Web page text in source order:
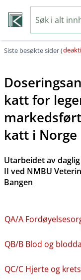
Siste besøkte sider (
katt for
katt i Norge
Utarbeidet av
II ved NMBU
Bangen
QA​/​A
QB​/​B Blod og
QC​/​C Hjerte og